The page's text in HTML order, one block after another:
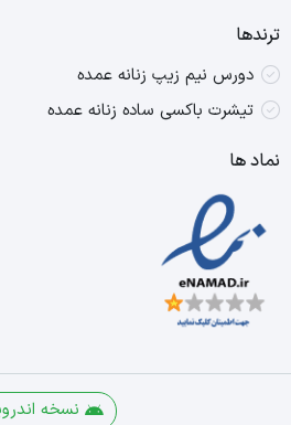
ترندها
دورس نیم زیپ زنانه عمده
تیشرت باکسی ساده زنانه عمده
نماد ها
نسخه